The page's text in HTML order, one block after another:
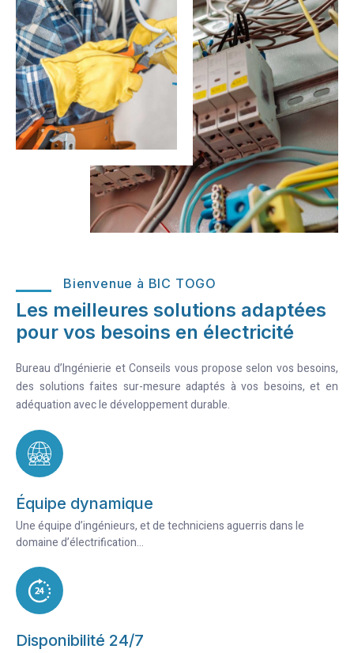
Bienvenue à BIC TOGO
Les meilleures solutions adaptées
pour vos besoins en électricité
Bureau d’Ingénierie et Conseils vous propose selon vos besoins,
des solutions faites sur-mesure adaptés à vos besoins, et en
adéquation avec le développement durable.
Équipe dynamique
Une équipe d’ingénieurs, et de techniciens aguerris dans le
domaine d’électrification...
Disponibilité 24/7